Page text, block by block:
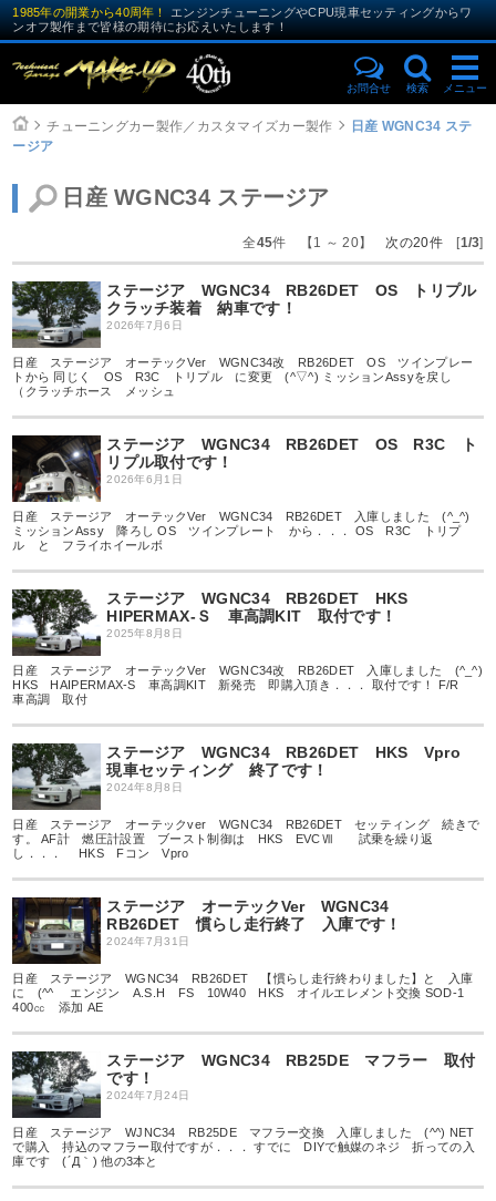
1985年の開業から40周年！
エンジンチューニングやCPU現車セッティングからワ
ンオフ製作まで皆様の期待にお応えいたします！
お問合せ 検索 メニュー
チューニングカー製作／カスタマイズカー製作
日産 WGNC34 ステ
ージア
日産 WGNC34 ステージア
全45件 【1 ～ 20】 次の20件[1/3]
ステージア WGNC34 RB26DET OS トリプル
クラッチ装着 納車です！
2026年7月6日
日産 ステージア オーテックVer WGNC34改 RB26DET OS ツインプレー
トから 同じく OS R3C トリプル に変更 (^▽^) ミッションAssyを戻し
（クラッチホース メッシュ
ステージア WGNC34 RB26DET OS R3C ト
リプル取付です！
2026年6月1日
日産 ステージア オーテックVer WGNC34 RB26DET 入庫しました (^_^)
ミッションAssy 降ろし OS ツインプレート から．．． OS R3C トリプ
ル と フライホイールボ
ステージア WGNC34 RB26DET HKS
HIPERMAX-Ｓ 車高調KIT 取付です！
2025年8月8日
日産 ステージア オーテックVer WGNC34改 RB26DET 入庫しました (^_^)
HKS HAIPERMAX-S 車高調KIT 新発売 即購入頂き．．． 取付です！ F/R
車高調 取付
ステージア WGNC34 RB26DET HKS Vpro
現車セッティング 終了です！
2024年8月8日
日産 ステージア オーテックver WGNC34 RB26DET セッティング 続きで
す。 AF計 燃圧計設置 ブースト制御は HKS EVCⅦ 試乗を繰り返
し．．． HKS Fコン Vpro
ステージア オーテックVer WGNC34
RB26DET 慣らし走行終了 入庫です！
2024年7月31日
日産 ステージア WGNC34 RB26DET 【慣らし走行終わりました】と 入庫
に (^^ゞ エンジン A.S.H FS 10W40 HKS オイルエレメント交換 SOD-1
400㏄ 添加 AE
ステージア WGNC34 RB25DE マフラー 取付
です！
2024年7月24日
日産 ステージア WJNC34 RB25DE マフラー交換 入庫しました (^^) NET
で購入 持込のマフラー取付ですが．．． すでに DIYで触媒のネジ 折っての入
庫です (´Д｀) 他の3本と